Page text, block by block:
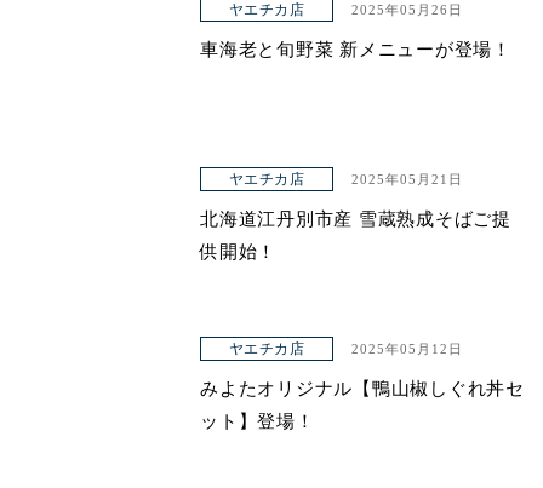
ヤエチカ店 2025年05月26日
車海老と旬野菜 新メニューが登場！
ヤエチカ店 2025年05月21日
北海道江丹別市産 雪蔵熟成そばご提
供開始！
ヤエチカ店 2025年05月12日
みよたオリジナル【鴨山椒しぐれ丼セ
ット】登場！